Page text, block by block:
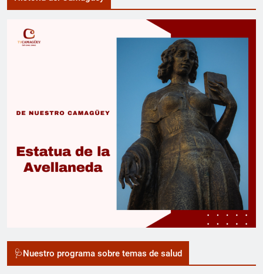
🩺Nuestro programa sobre temas de salud